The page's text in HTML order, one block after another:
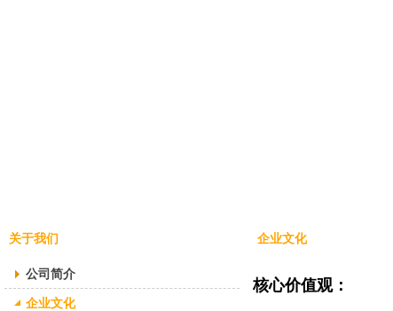
关于我们
公司简介
企业文化
企业文化
核心价值观：